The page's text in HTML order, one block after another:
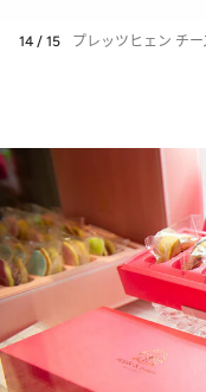
14 / 15 プレッツヒェン チ